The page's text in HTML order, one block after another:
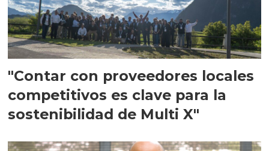
"Contar con proveedores locales
competitivos es clave para la
sostenibilidad de Multi X"